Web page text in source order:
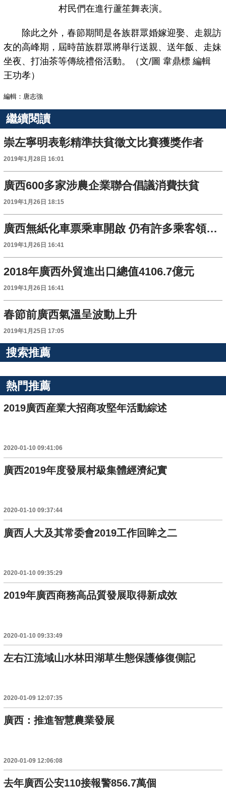
村民們在進行蘆笙舞表演。
除此之外，春節期間是各族群眾婚嫁迎娶、走親訪
友的高峰期，屆時苗族群眾將舉行送親、送年飯、走妹
坐夜、打油茶等傳統禮俗活動。（文/圖 韋鼎標 編輯
王功孝）
編輯：唐志強
繼續閱讀
崇左寧明表彰精準扶貧徵文比賽獲獎作者
2019年1月28日 16:01
廣西600多家涉農企業聯合倡議消費扶貧
2019年1月26日 18:15
廣西無紙化車票乘車開啟 仍有許多乘客領取紙質車票
2019年1月26日 16:41
2018年廣西外貿進出口總值4106.7億元
2019年1月26日 16:41
春節前廣西氣溫呈波動上升
2019年1月25日 17:05
搜索推薦
熱門推薦
2019廣西産業大招商攻堅年活動綜述
2020-01-10 09:41:06
廣西2019年度發展村級集體經濟紀實
2020-01-10 09:37:44
廣西人大及其常委會2019工作回眸之二
2020-01-10 09:35:29
2019年廣西商務高品質發展取得新成效
2020-01-10 09:33:49
左右江流域山水林田湖草生態保護修復側記
2020-01-09 12:07:35
廣西：推進智慧農業發展
2020-01-09 12:06:08
去年廣西公安110接報警856.7萬個